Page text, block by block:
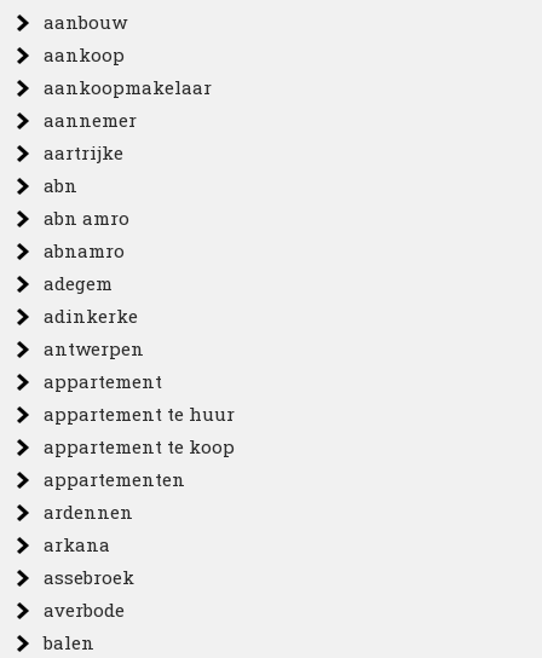
aanbouw
aankoop
aankoopmakelaar
aannemer
aartrijke
abn
abn amro
abnamro
adegem
adinkerke
antwerpen
appartement
appartement te huur
appartement te koop
appartementen
ardennen
arkana
assebroek
averbode
balen